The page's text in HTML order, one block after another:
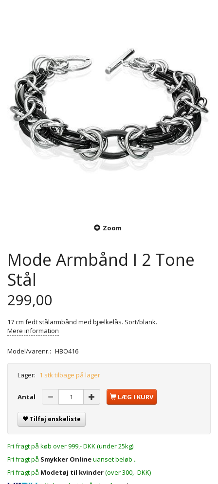
Zoom
Mode Armbånd I 2 Tone
Stål
299,00
17 cm fedt stålarmbånd med bjælkelås. Sort/blank.
Mere information
Model/varenr.: HBO416
Lager: 1 stk tilbage på lager
Antal LÆG I KURV
Tilføj ønskeliste
Fri fragt på køb over 999,- DKK (under 25kg)
Fri fragt på Smykker Onlineuanset beløb ..
Fri fragt på Modetøj til kvinder(over 300,- DKK)